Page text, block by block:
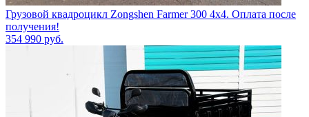
Грузовой квадроцикл Zongshen Farmer 300 4х4. Оплата после
получения!
354 990 руб.